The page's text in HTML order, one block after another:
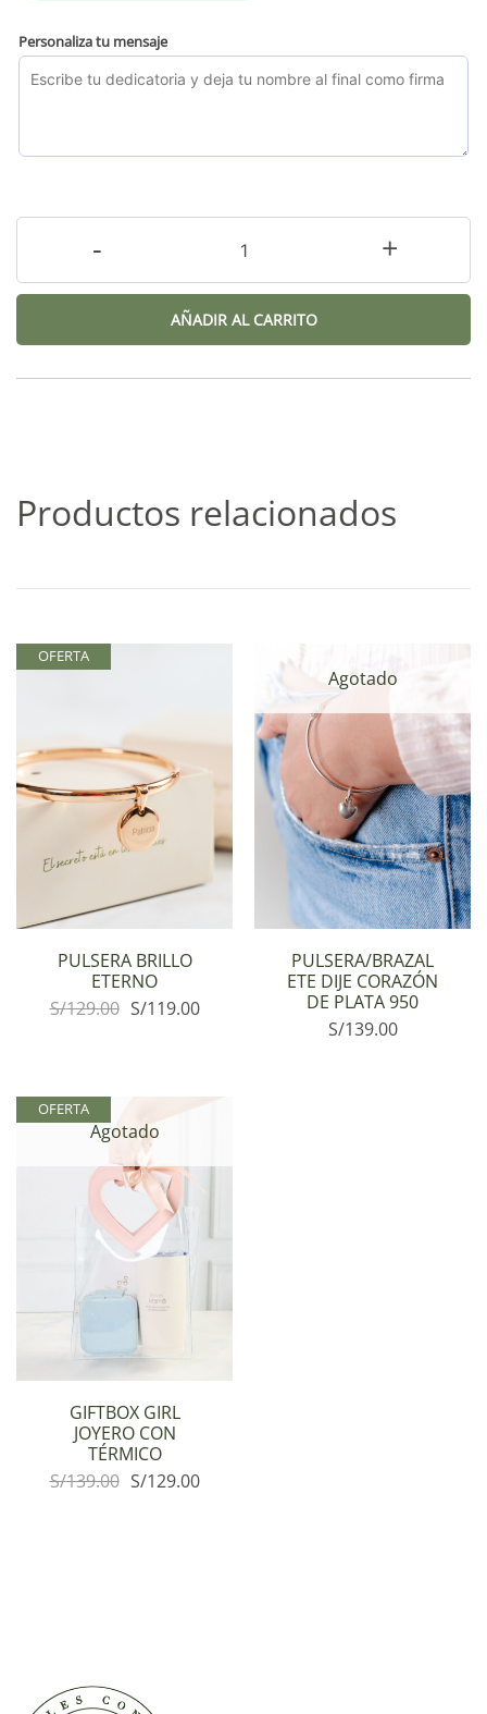
Personaliza tu mensaje
- +
AÑADIR AL CARRITO
Productos relacionados
OFERTA
PULSERA BRILLO
ETERNO
S/129.00 S/119.00
Agotado
PULSERA/BRAZAL
ETE DIJE CORAZÓN
DE PLATA 950
S/139.00
OFERTA
Agotado
GIFTBOX GIRL
JOYERO CON
TÉRMICO
S/139.00 S/129.00